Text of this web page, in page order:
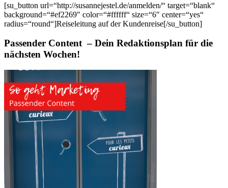
[su_button url=“http://susannejestel.de/anmelden/“ target=“blank“
background=“#ef2269″ color=“#ffffff“ size=“6″ center=“yes“
radius=“round“]Reiseleitung auf der Kundenreise[/su_button]
Passender Content – Dein Redaktionsplan für die
nächsten Wochen!